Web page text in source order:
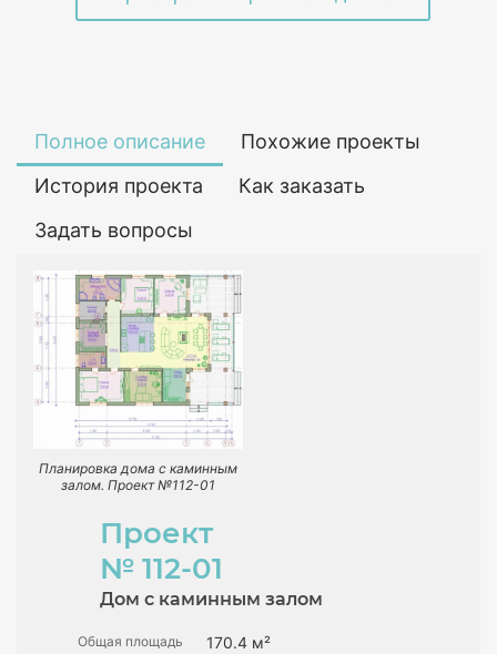
Полное описание
Похожие проекты
История проекта
Как заказать
Задать вопросы
Планировка дома с каминным
залом. Проект №112-01
Проект
№ 112-01
Дом с каминным залом
Общая площадь 170.4 м²